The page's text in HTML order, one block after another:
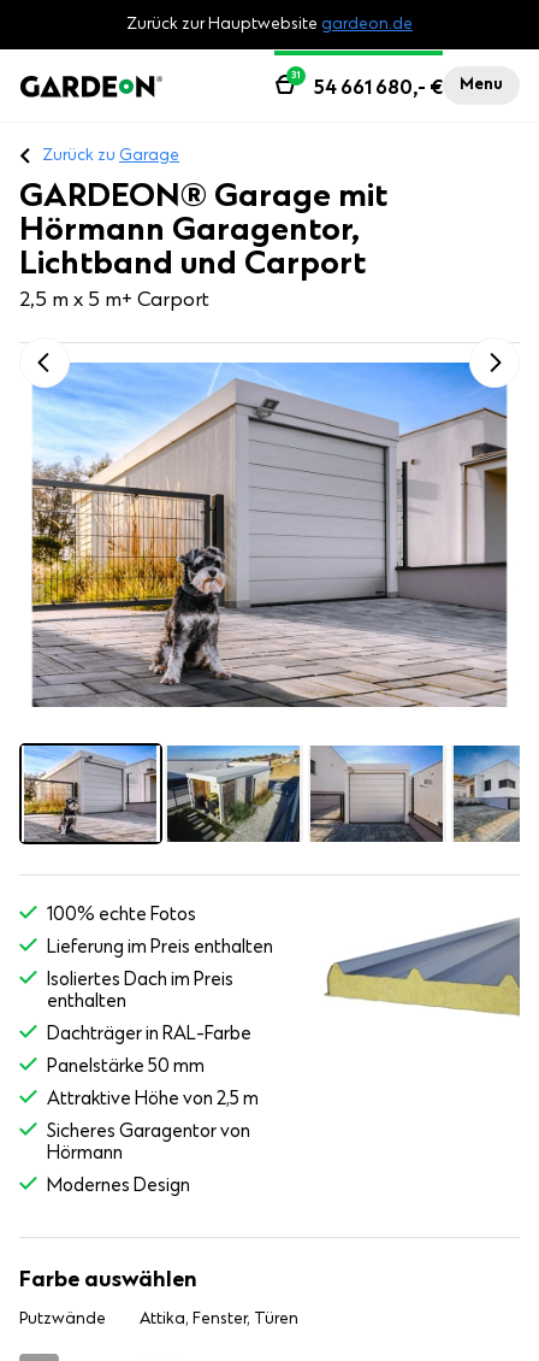
Zurück zur Hauptwebsite gardeon.de
Menu
54 661 680,- €
31
Zurück zu Garage
GARDEON® Garage mit
Hörmann Garagentor,
Lichtband und Carport
2,5 m x 5 m+ Carport
100% echte Fotos
Lieferung im Preis enthalten
Isoliertes Dach im Preis
enthalten
Dachträger in RAL-Farbe
Panelstärke 50 mm
Attraktive Höhe von 2,5 m
Sicheres Garagentor von
Hörmann
Modernes Design
Farbe auswählen
Putzwände Attika, Fenster, Türen